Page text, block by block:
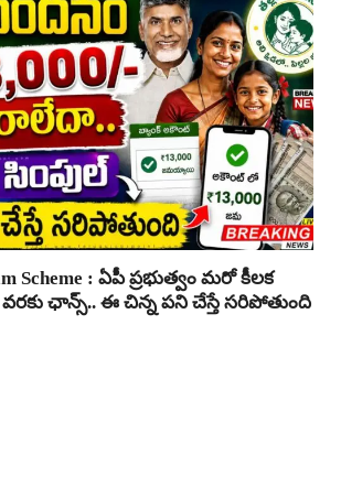
Scheme : ఏపీ ప్రభుత్వం మరో కీలక
ఛాన్స్.. ఈ చిన్న పని చేస్తే సరిపోతుంది